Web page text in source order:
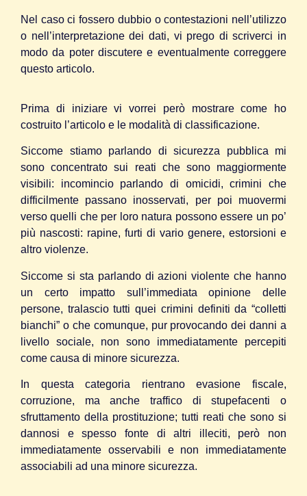
Nel caso ci fossero dubbio o contestazioni nell’utilizzo
o nell’interpretazione dei dati, vi prego di scriverci in
modo da poter discutere e eventualmente correggere
questo articolo.
Prima di iniziare vi vorrei però mostrare come ho
costruito l’articolo e le modalità di classificazione.
Siccome stiamo parlando di sicurezza pubblica mi
sono concentrato sui reati che sono maggiormente
visibili: incomincio parlando di omicidi, crimini che
difficilmente passano inosservati, per poi muovermi
verso quelli che per loro natura possono essere un po’
più nascosti: rapine, furti di vario genere, estorsioni e
altro violenze.
Siccome si sta parlando di azioni violente che hanno
un certo impatto sull’immediata opinione delle
persone, tralascio tutti quei crimini definiti da “colletti
bianchi” o che comunque, pur provocando dei danni a
livello sociale, non sono immediatamente percepiti
come causa di minore sicurezza.
In questa categoria rientrano evasione fiscale,
corruzione, ma anche traffico di stupefacenti o
sfruttamento della prostituzione; tutti reati che sono si
dannosi e spesso fonte di altri illeciti, però non
immediatamente osservabili e non immediatamente
associabili ad una minore sicurezza.